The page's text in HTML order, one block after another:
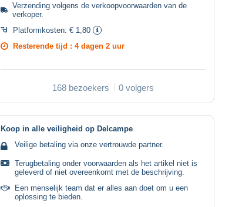
Verzending volgens deverkoopvoorwaarden van de
verkoper.
Platformkosten: € 1,80
Resterende tijd : 4 dagen 2 uur
168 bezoekers 0 volgers
Koop in alle veiligheid op Delcampe
Veilige betaling via onze vertrouwde partner.
Terugbetaling onder voorwaarden als het artikel niet is
geleverd of niet overeenkomt met de beschrijving.
Een menselijk team dat er alles aan doet om u een
oplossing te bieden.